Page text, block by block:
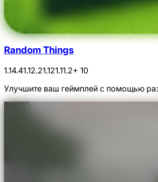
Random Things
1.14.41.12.21.121.11.2+ 10
Улучшите ваш геймплей с помощью